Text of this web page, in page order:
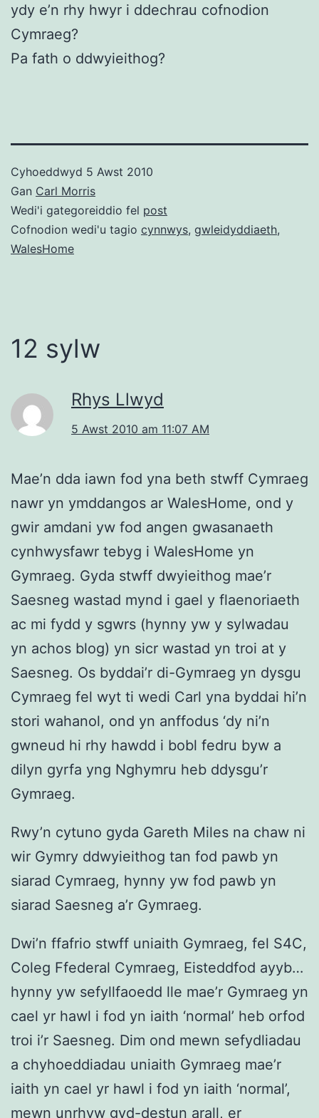
ydy e’n rhy hwyr i ddechrau cofnodion
Cymraeg?
Pa fath o ddwyieithog?
Cyhoeddwyd 5 Awst 2010
Gan Carl Morris
Wedi'i gategoreiddio fel post
Cofnodion wedi'u tagio cynnwys, gwleidyddiaeth,
WalesHome
12 sylw
Rhys Llwyd
5 Awst 2010 am 11:07 AM
Mae’n dda iawn fod yna beth stwff Cymraeg
nawr yn ymddangos ar WalesHome, ond y
gwir amdani yw fod angen gwasanaeth
cynhwysfawr tebyg i WalesHome yn
Gymraeg. Gyda stwff dwyieithog mae’r
Saesneg wastad mynd i gael y flaenoriaeth
ac mi fydd y sgwrs (hynny yw y sylwadau
yn achos blog) yn sicr wastad yn troi at y
Saesneg. Os byddai’r di-Gymraeg yn dysgu
Cymraeg fel wyt ti wedi Carl yna byddai hi’n
stori wahanol, ond yn anffodus ‘dy ni’n
gwneud hi rhy hawdd i bobl fedru byw a
dilyn gyrfa yng Nghymru heb ddysgu’r
Gymraeg.
Rwy’n cytuno gyda Gareth Miles na chaw ni
wir Gymry ddwyieithog tan fod pawb yn
siarad Cymraeg, hynny yw fod pawb yn
siarad Saesneg a’r Gymraeg.
Dwi’n ffafrio stwff uniaith Gymraeg, fel S4C,
Coleg Ffederal Cymraeg, Eisteddfod ayyb…
hynny yw sefyllfaoedd lle mae’r Gymraeg yn
cael yr hawl i fod yn iaith ‘normal’ heb orfod
troi i’r Saesneg. Dim ond mewn sefydliadau
a chyhoeddiadau uniaith Gymraeg mae’r
iaith yn cael yr hawl i fod yn iaith ‘normal’,
mewn unrhyw gyd-destun arall, er